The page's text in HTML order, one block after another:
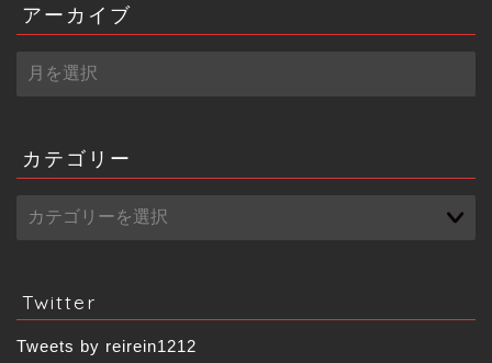
アーカイブ
ー
ブ
カテゴリー
Twitter
Tweets by reirein1212